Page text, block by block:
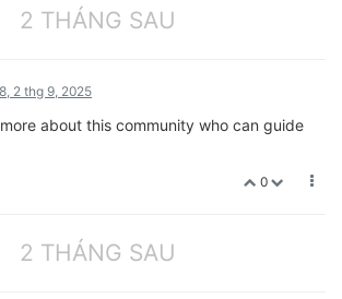
2 THÁNG SAU
2 thg 9, 2025
about this community who can guide
0
2 THÁNG SAU